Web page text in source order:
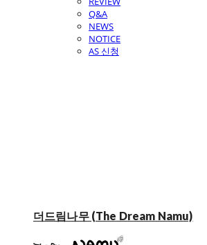
Q&A
NEWS
NOTICE
AS 신청
더드림나무 (The Dream Namu)